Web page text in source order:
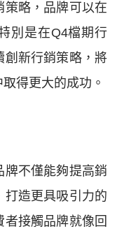
策略，品牌可以在
別是在Q4檔期行
創新行銷策略，將
得更大的成功。
牌不僅能夠提高銷
打造更具吸引力的
接觸品牌就像回